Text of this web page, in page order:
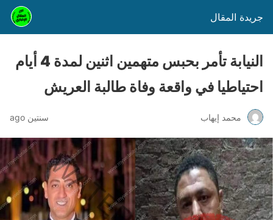
جريدة المقال
النيابة تأمر بحبس متهمين اثنين لمدة 4 أيام
احتياطيا في واقعة وفاة طالبة العريش
محمد إيهاب سنتين ago